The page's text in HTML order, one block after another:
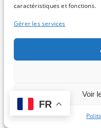
caractéristiques et fonctions.
Gérer les services
Voir
Répondre
12 mai
être d'autres plus
- Dans "Fichier ->
FR